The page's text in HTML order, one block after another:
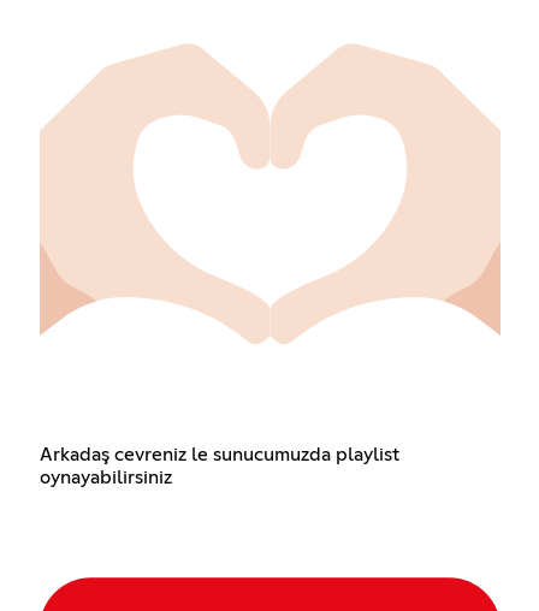
Arkadaş cevreniz le sunucumuzda playlist
oynayabilirsiniz